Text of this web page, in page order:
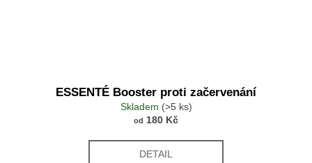
ESSENTÉ Booster proti začervenání
Skladem (>5 ks)
od 180 Kč
DETAIL